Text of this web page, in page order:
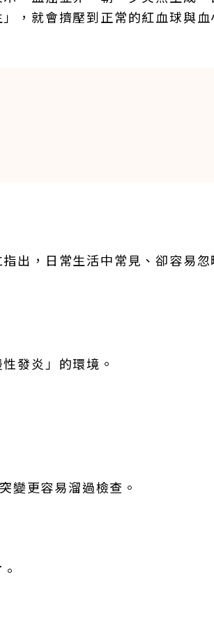
，就會擠壓到正常的紅血球與血
出，日常生活中常見、卻容易忽
發炎」的環境。
變更容易溜過檢查。